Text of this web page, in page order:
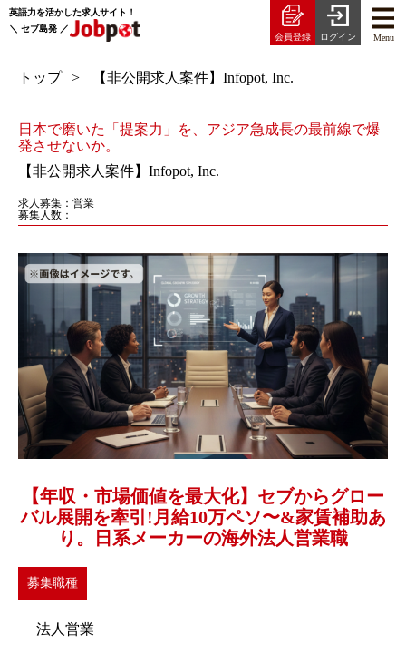
＼ セブ島発 ／
英語力を活かした求人サイト！
Menu
会員登録 ログイン
トップ 【非公開求人案件】Infopot, Inc.
日本で磨いた「提案力」を、アジア急成長の最前線で爆
発させないか。
【非公開求人案件】Infopot, Inc.
求人募集：営業
募集人数：
【年収・市場価値を最大化】セブからグロー
バル展開を牽引!月給10万ペソ〜&家賃補助あ
り。日系メーカーの海外法人営業職
募集職種
法人営業